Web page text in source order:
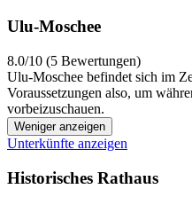
Ulu-Moschee
8.0/10 (5 Bewertungen)
Ulu-Moschee befindet sich im
Voraussetzungen also, um
vorbeizuschauen.
Weniger anzeigen
Unterkünfte anzeigen
Historisches Rathaus